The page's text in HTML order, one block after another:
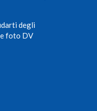
degli
foto DV